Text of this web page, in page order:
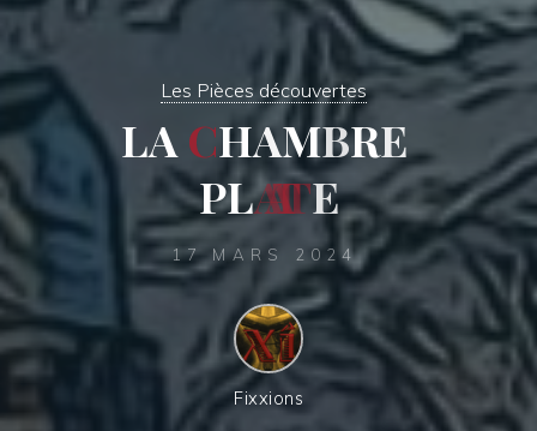
Les Pièces découvertes
LA CHAMBRE
PLATE
17 MARS 2024
Fixxions